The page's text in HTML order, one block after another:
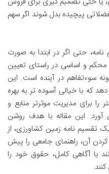
پیچیده بدل شوند اگر سهم
حتی اگر در ابتدا به صورت
و اساسی در راستای تعیین
سوءتفاهم در آینده است. این
که با خیالی آسوده تر به بهره
را برای مدیریت موثرتر منابع و
آورد. این مقاله با هدف روشن
تقسیم نامه زمین کشاورزی، از
آن، راهنمای جامعی را پیش
با آگاهی کامل، حقوق خود را